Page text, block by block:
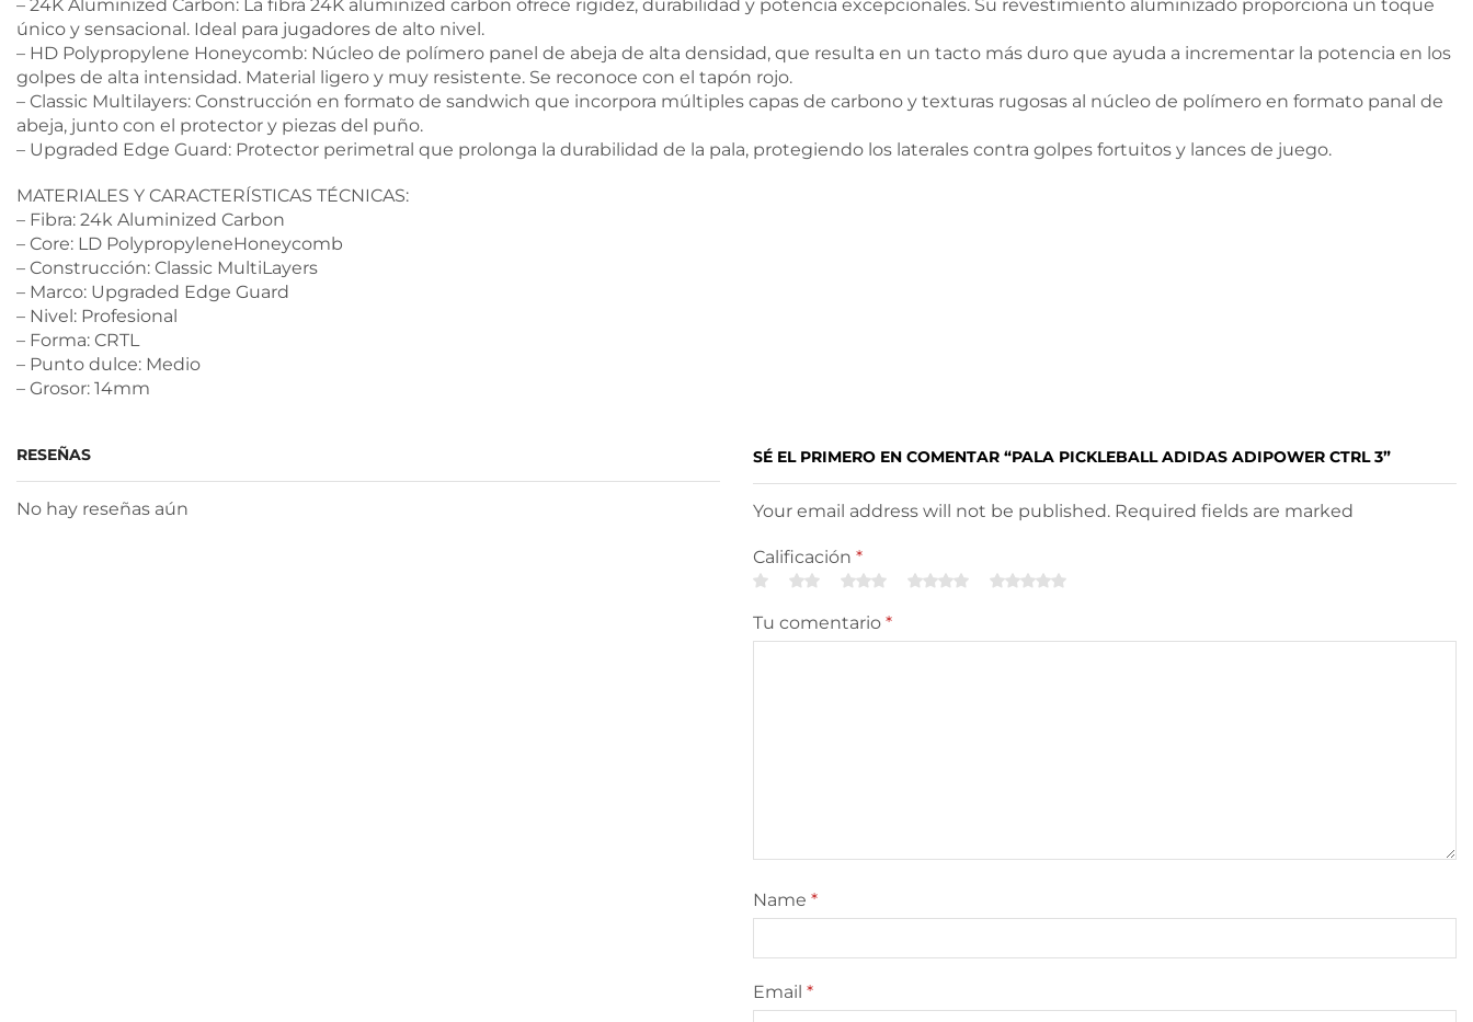
– 24K Aluminized Carbon: La fibra 24K aluminized carbon ofrece rigidez, durabilidad y potencia excepcionales. Su revestimiento aluminizado proporciona un toque
único y sensacional. Ideal para jugadores de alto nivel.
– HD Polypropylene Honeycomb: Núcleo de polímero panel de abeja de alta densidad, que resulta en un tacto más duro que ayuda a incrementar la potencia en los
golpes de alta intensidad. Material ligero y muy resistente. Se reconoce con el tapón rojo.
– Classic Multilayers: Construcción en formato de sandwich que incorpora múltiples capas de carbono y texturas rugosas al núcleo de polímero en formato panal de
abeja, junto con el protector y piezas del puño.
– Upgraded Edge Guard: Protector perimetral que prolonga la durabilidad de la pala, protegiendo los laterales contra golpes fortuitos y lances de juego.
MATERIALES Y CARACTERÍSTICAS TÉCNICAS:
– Fibra: 24k Aluminized Carbon
– Core: LD PolypropyleneHoneycomb
– Construcción: Classic MultiLayers
– Marco: Upgraded Edge Guard
– Nivel: Profesional
– Forma: CRTL
– Punto dulce: Medio
– Grosor: 14mm
RESEÑAS
No hay reseñas aún
SÉ EL PRIMERO EN COMENTAR “PALA PICKLEBALL ADIDAS ADIPOWER CTRL 3”
Your email address will not be published. Required fields are marked
Calificación *
Tu comentario *
Name *
Email *